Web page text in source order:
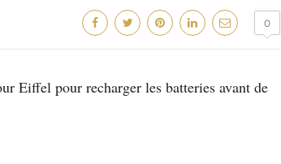
0
Eiffel pour recharger les batteries avant de